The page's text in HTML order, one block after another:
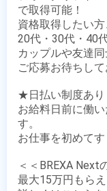
で取得可能！
資格取得したい方
20代・30代・40
カップルや友達同
ご応募お待ちして
★日払い制度あり
お給料日前に働
す。
お仕事を初めて
＜＜BREXA Next
最大15万円もら